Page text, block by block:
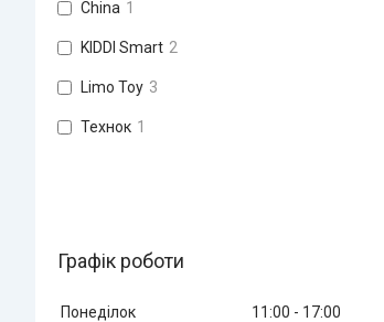
China 1
KIDDI Smart 2
Limo Toy 3
Технок 1
Графік роботи
Понеділок 11:00
17:00